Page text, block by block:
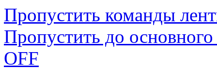
Пропустить команды
Пропустить до основного
OFF